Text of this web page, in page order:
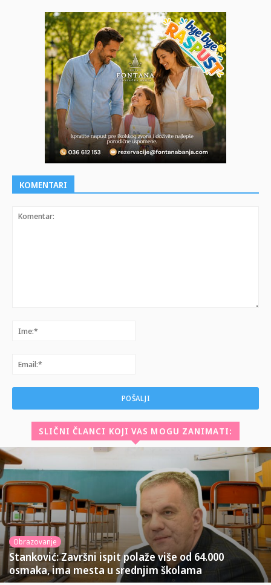
KOMENTARI
SLIČNI ČLANCI KOJI VAS MOGU ZANIMATI:
Obrazovanje
Stanković: Završni ispit polaže više od 64.000
osmaka, ima mesta u srednjim školama